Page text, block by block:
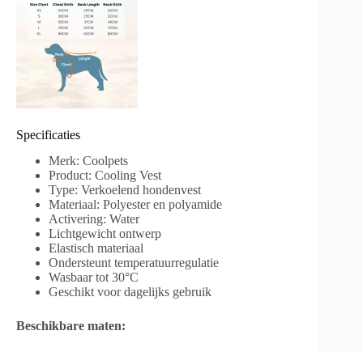
Specificaties
Merk: Coolpets
Product: Cooling Vest
Type: Verkoelend hondenvest
Materiaal: Polyester en polyamide
Activering: Water
Lichtgewicht ontwerp
Elastisch materiaal
Ondersteunt temperatuurregulatie
Wasbaar tot 30°C
Geschikt voor dagelijks gebruik
Beschikbare maten: